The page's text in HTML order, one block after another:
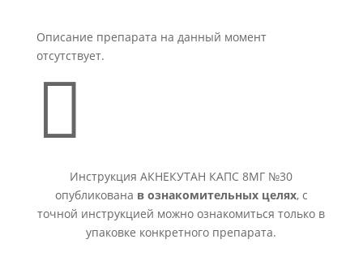
Описание препарата на данный момент
отсутствует.

Инструкция АКНЕКУТАН КАПС 8МГ №30
опубликована в ознакомительных целях, с
точной инструкцией можно ознакомиться только в
упаковке конкретного препарата.